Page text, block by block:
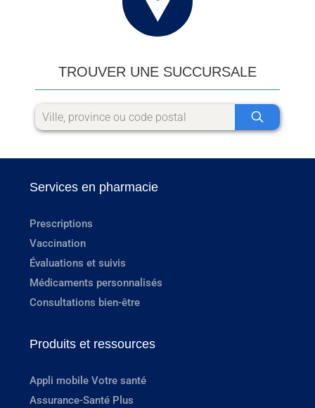
TROUVER UNE SUCCURSALE
Services en pharmacie
Prescriptions
Vaccination
Évaluations et suivis
Médicaments personnalisés
Consultations bien-être
Produits et ressources
Appli mobile Votre santé
Assurance-Santé Plus